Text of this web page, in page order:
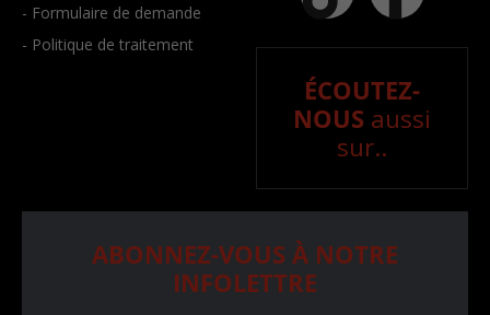
- Formulaire de demande
- Politique de traitement
ÉCOUTEZ-
NOUS aussi
sur..
ABONNEZ-VOUS À NOTRE
INFOLETTRE